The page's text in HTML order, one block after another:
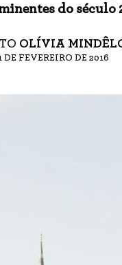
do século
OLÍVIA
DE FEVEREIRO DE 2016